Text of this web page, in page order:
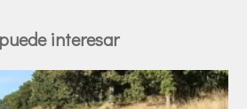
interesar